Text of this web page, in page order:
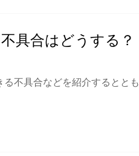
具合はどうする
不具合などを紹介するとと